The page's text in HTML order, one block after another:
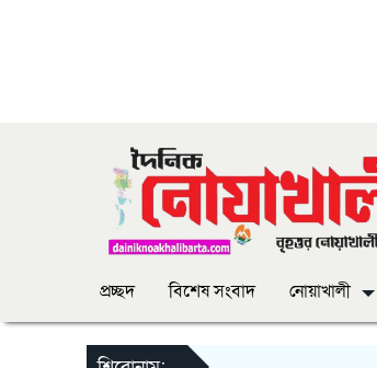
প্রচ্ছদ বিশেষ সংবাদ নোয়াখালী